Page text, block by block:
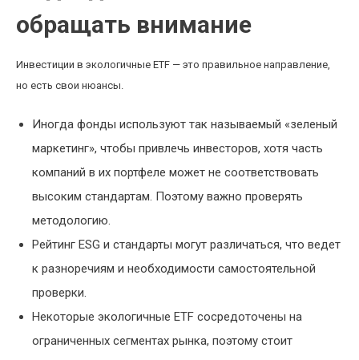
обращать внимание
Инвестиции в экологичные ETF — это правильное направление,
но есть свои нюансы.
Иногда фонды используют так называемый «зеленый
маркетинг», чтобы привлечь инвесторов, хотя часть
компаний в их портфеле может не соответствовать
высоким стандартам. Поэтому важно проверять
методологию.
Рейтинг ESG и стандарты могут различаться, что ведет
к разноречиям и необходимости самостоятельной
проверки.
Некоторые экологичные ETF сосредоточены на
ограниченных сегментах рынка, поэтому стоит